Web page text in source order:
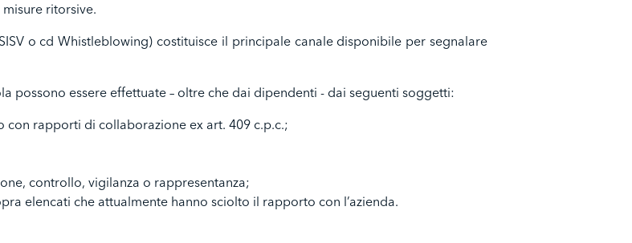
ritorsive.
o cd Whistleblowing) costituisce il principale canale disponibile per segnalare
possono essere effettuate – oltre che dai dipendenti - dai seguenti soggetti:
rapporti di collaborazione ex art. 409 c.p.c.;
controllo, vigilanza o rappresentanza;
elencati che attualmente hanno sciolto il rapporto con l’azienda.